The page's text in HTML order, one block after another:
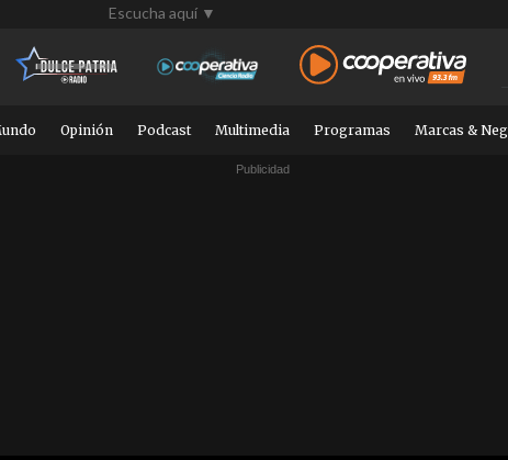
Escucha aquí ▼
Opinión Podcast Multimedia Programas Marcas &